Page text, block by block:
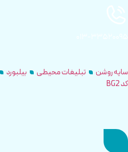
سایه روشن تبلیغات محیطی بیلبورد
کد BG2